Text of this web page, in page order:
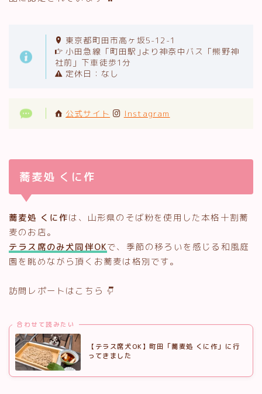
東京都町田市高ヶ坂5-12-1
小田急線「町田駅｣より神奈中バス「熊野神
社前」下車徒歩1分
定休日：なし
公式サイト Instagram
蕎麦処 くに作
蕎麦処 くに作は、山形県のそば粉を使用した本格十割蕎
麦のお店。
テラス席のみ犬同伴OKで、季節の移ろいを感じる和風庭
園を眺めながら頂くお蕎麦は格別です。
訪問レポートはこちら
合わせて読みたい
【テラス席犬OK】町田「蕎麦処 くに作」に行
ってきました